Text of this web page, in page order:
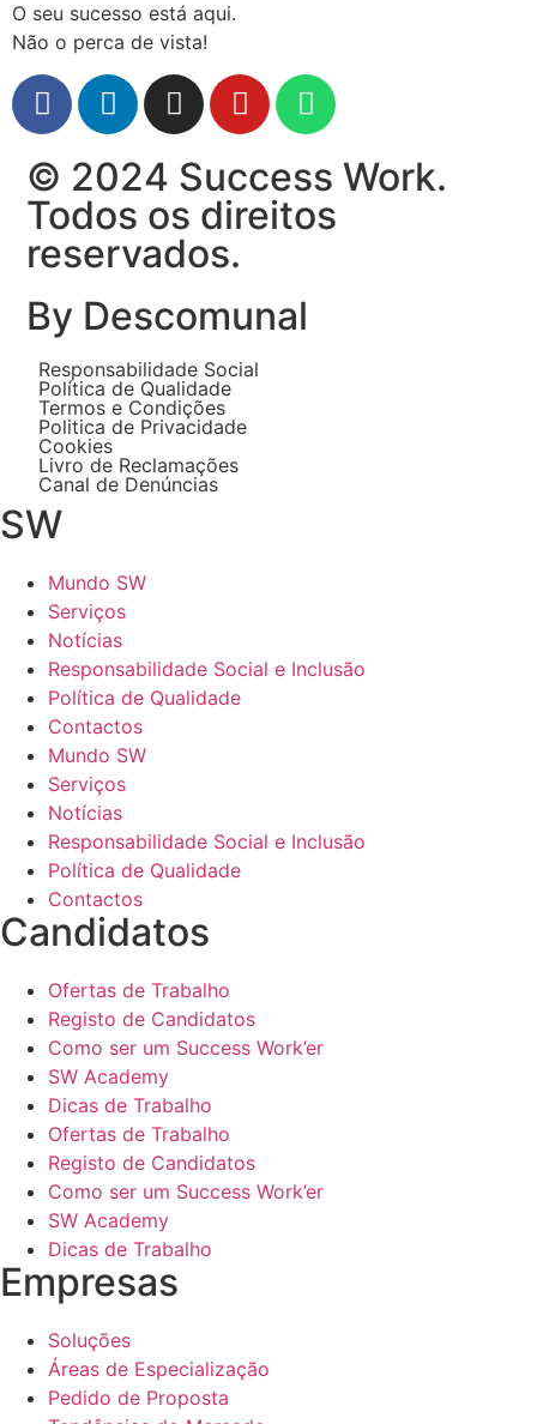
O seu sucesso está aqui.
Não o perca de vista!
© 2024 Success Work.
Todos os direitos
reservados.
By Descomunal
Responsabilidade Social
Política de Qualidade
Termos e Condições
Politica de Privacidade
Cookies
Livro de Reclamações
Canal de Denúncias
SW
Mundo SW
Serviços
Notícias
Responsabilidade Social e Inclusão
Política de Qualidade
Contactos
Mundo SW
Serviços
Notícias
Responsabilidade Social e Inclusão
Política de Qualidade
Contactos
Candidatos
Ofertas de Trabalho
Registo de Candidatos
Como ser um Success Work’er
SW Academy
Dicas de Trabalho
Ofertas de Trabalho
Registo de Candidatos
Como ser um Success Work’er
SW Academy
Dicas de Trabalho
Empresas
Soluções
Áreas de Especialização
Pedido de Proposta